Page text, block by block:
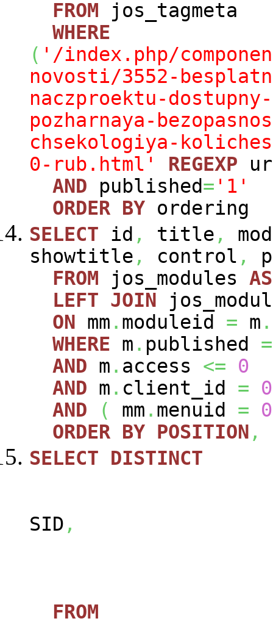
FROM jos_tagmeta
WHERE
( '/index.php/
novosti/3552-
naczproektu-
pozharnaya-
chsekologiya-
0-rub.html'
REGEXP
AND published= '1'
ORDER BY ordering
SELECT id , title ,
showtitle , control ,
FROM jos_modules AS
LEFT JOIN
ON mm . moduleid = m .
WHERE m . published =
AND m . access <=
0
AND m . client_id =
0
AND
( mm . menuid =
0
ORDER BY POSITION ,
SELECT
DISTINCT
SID ,
FROM